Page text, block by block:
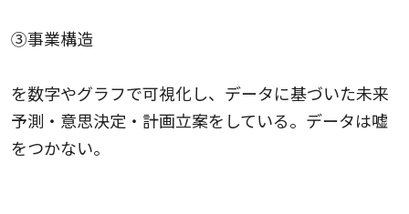
③事業構造
を数字やグラフで可視化し、データに基づいた未来
予測・意思決定・計画立案をしている。データは嘘
をつかない。